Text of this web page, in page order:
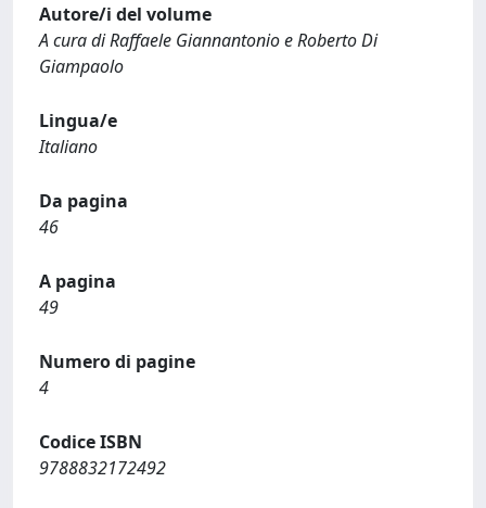
Autore/i del volume
A cura di Raffaele Giannantonio e Roberto Di
Giampaolo
Lingua/e
Italiano
Da pagina
46
A pagina
49
Numero di pagine
4
Codice ISBN
9788832172492